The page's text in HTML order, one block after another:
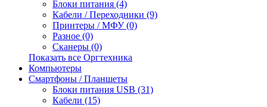
Блоки питания (4)
Кабели / Переходники (9)
Принтеры / МФУ (0)
Разное (0)
Сканеры (0)
Показать все Оргтехника
Компьютеры
Смартфоны / Планшеты
Блоки питания USB (31)
Кабели (15)